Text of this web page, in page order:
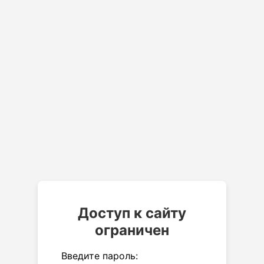
Доступ к сайту
ограничен
Введите пароль: